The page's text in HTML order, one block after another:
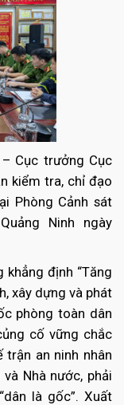
Cục trưởng Cục
kiểm tra, chỉ đạo
Phòng Cảnh sát
Ninh ngày
định “Tăng
xây dựng và phát
phòng toàn dân
cố vững chắc
an ninh nhân
Nhà nước, phải
là gốc”. Xuất